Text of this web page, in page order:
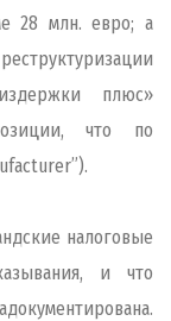
28 млн. евро; а
плюс»
что по
налоговые
и что